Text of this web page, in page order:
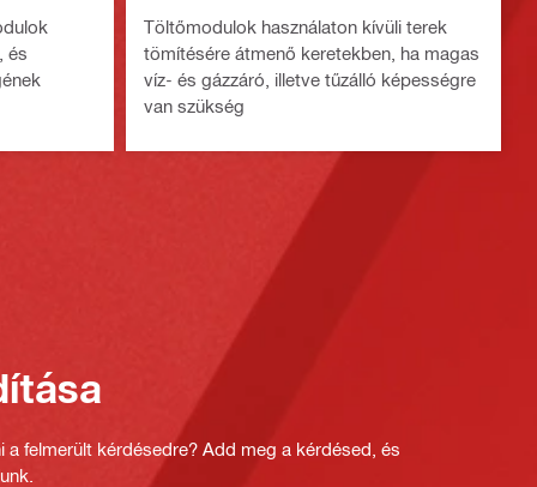
és
Töltőmodulok használaton kívüli terek
tömítésére átmenő keretekben, ha magas
víz- és gázzáró, illetve tűzálló képességre
van szükség
a felmerült kérdésedre? Add meg a kérdésed, és